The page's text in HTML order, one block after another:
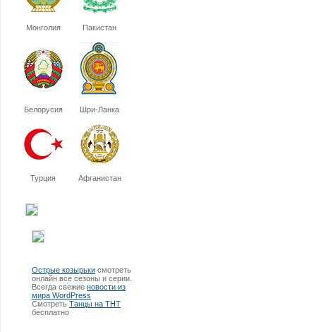
Монголия Пакистан
Белорусия Шри-Ланка
Турция Афганистан
Острые козырьки смотреть
онлайн все сезоны и серии.
Всегда свежие новости из
мира WordPress
Смотреть Танцы на ТНТ
бесплатно